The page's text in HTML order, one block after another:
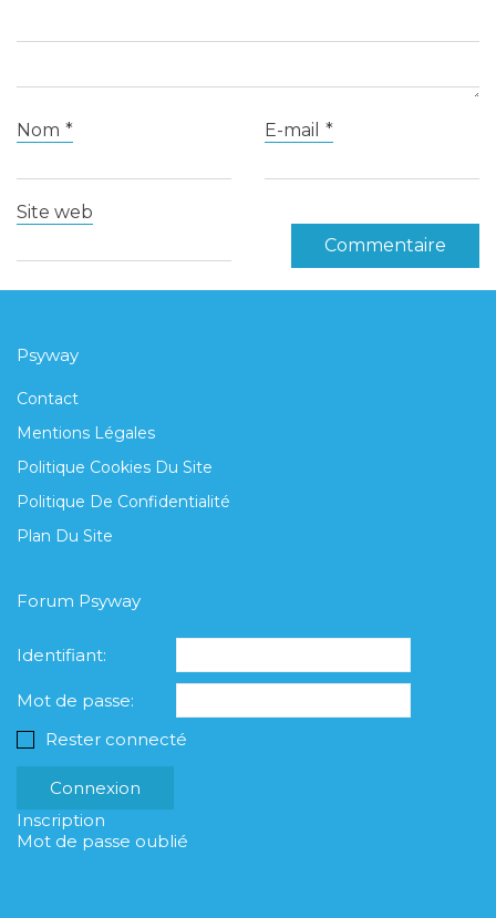
Nom * E-mail *
Site web
Psyway
Contact
Mentions Légales
Politique Cookies Du Site
Politique De Confidentialité
Plan Du Site
Forum Psyway
Identifiant:
Mot de passe:
Rester connecté
Connexion
Inscription
Mot de passe oublié